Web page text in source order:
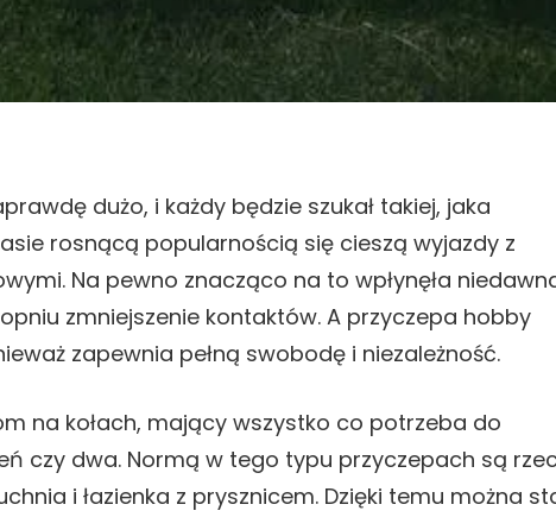
dużo, i każdy będzie szukał takiej, jaka
rosnącą popularnością się cieszą wyjazdy z
Na pewno znacząco na to wpłynęła
zmniejszenie kontaktów. A przyczepa hobby
zapewnia pełną swobodę i niezależność.
na kołach, mający wszystko co potrzeba do
czy dwa. Normą w tego typu przyczepach są
i łazienka z prysznicem. Dzięki temu można